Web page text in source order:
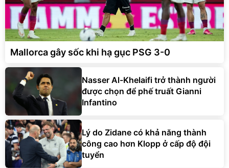
Mallorca gây sốc khi hạ gục PSG 3-0
Nasser Al-Khelaifi trở thành người
được chọn để phế truất Gianni
Infantino
Lý do Zidane có khả năng thành
công cao hơn Klopp ở cấp độ đội
tuyển